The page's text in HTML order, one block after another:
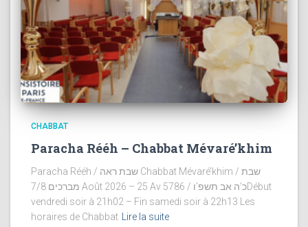
CHABBAT
Paracha Rééh – Chabbat Mévaré’khim
Paracha Rééh / שבת ראה Chabbat Mévaré’khim / שבת
מברכים 7/8 Août 2026 – 25 Av 5786 / כ’ה אב תשפ’וDébut
vendredi soir à 21h02 – Fin samedi soir à 22h13 Les
horaires de Chabbat
Lire la suite